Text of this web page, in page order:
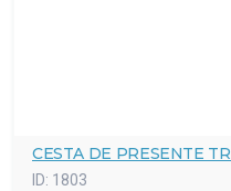
CESTA DE PRESENTE
ID: 1803